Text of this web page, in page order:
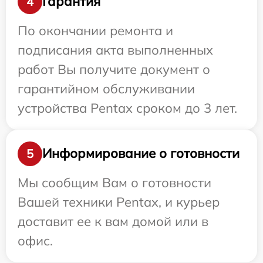
По окончании ремонта и
подписания акта выполненных
работ Вы получите документ о
гарантийном обслуживании
устройства Pentax сроком до 3 лет.
5
Информирование о готовности
Мы сообщим Вам о готовности
Вашей техники Pentax, и курьер
доставит ее к вам домой или в
офис.